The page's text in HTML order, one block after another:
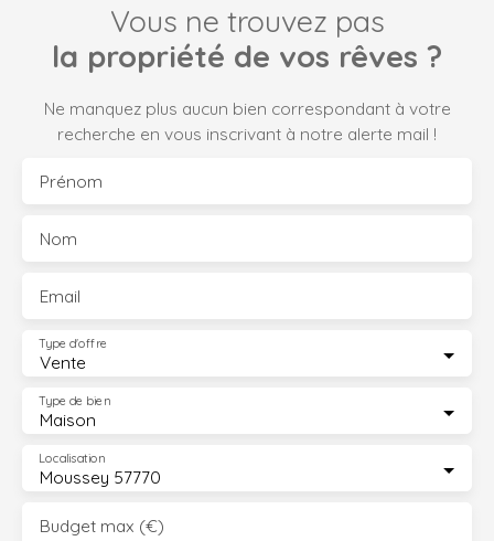
Vous ne trouvez pas
la propriété de vos rêves ?
Ne manquez plus aucun bien correspondant à votre
recherche en vous inscrivant à notre alerte mail !
Prénom
Nom
Email
Vente
Type d'offre
Maison
Type de bien
Moussey 57770
Localisation
Budget max (€)